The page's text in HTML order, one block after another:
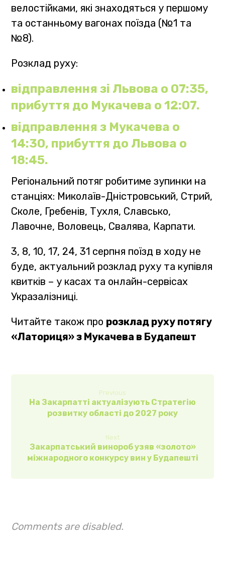
велостійками, які знаходяться у першому
та останньому вагонах поїзда (№1 та
№8).
Розклад руху:
відправлення зі Львова о 07:35,
прибуття до Мукачева о 12:07.
відправлення з Мукачева о
14:30, прибуття до Львова о
18:45.
Регіональний потяг робитиме зупинки на
станціях: Миколаїв-Дністровський, Стрий,
Сколе, Гребенів, Тухля, Славсько,
Лавочне, Воловець, Свалява, Карпати.
3, 8, 10, 17, 24, 31 серпня поїзд в ходу не
буде, актуальний розклад руху та купівля
квитків – у касах та онлайн-сервісах
Укразалізниці.
Читайте також про розклад руху потягу
«Латориця» з Мукачева в Будапешт
Previous
На Закарпатті актуалізують Стратегію
розвитку області до 2027 року
Next
Закарпатський винороб узяв «золото»
міжнародного конкурсу вин у Будапешті
Comments are disabled.